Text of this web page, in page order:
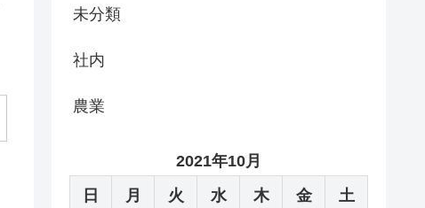
未分類
社内
農業
2021年10月
日
月 火 水 木 金
土